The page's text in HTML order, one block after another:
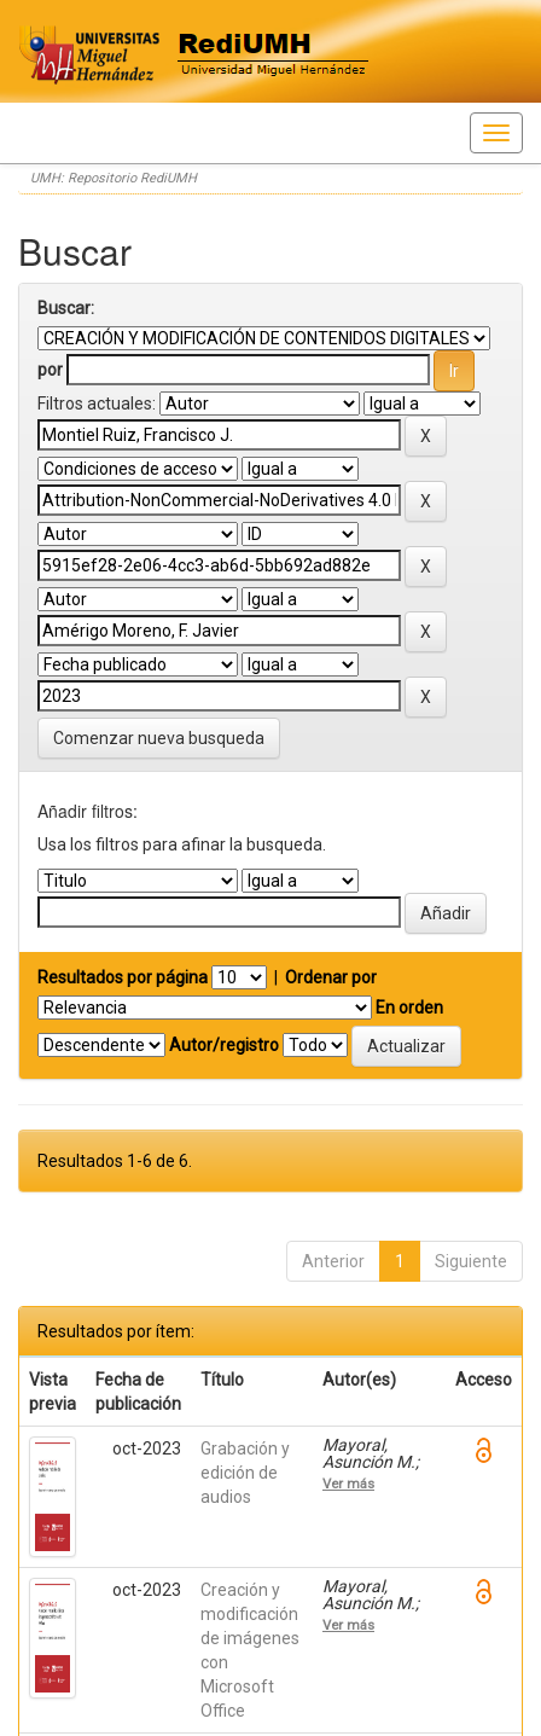
Skip
navigation
UMH: Repositorio RediUMH
Buscar
Buscar:
por
Filtros actuales:
Comenzar nueva busqueda
Añadir filtros:
Usa los filtros para afinar la busqueda.
Resultados por página
Ordenar por
En orden
Autor/registro
Resultados 1-6 de 6.
Anterior 1 Siguiente
Resultados por ítem:
Vista
previa
Fecha de
publicación
Título Autor(es) Acceso
oct-2023
Grabación y
edición de
audios
Mayoral,
Asunción M.;
Montiel Ruiz,
Francisco J.;
Federico
Ver más
oct-2023
Creación y
modificación
de imágenes
con
Microsoft
Office
Mayoral,
Asunción M.;
Montiel Ruiz,
Francisco J.;
Ver más